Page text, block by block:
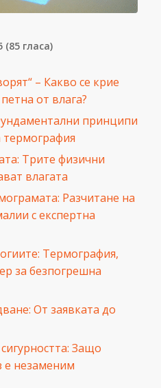
(85 гласа)
– Какво се крие
от влага?
принципи
Трите физични
влагата
Разчитане на
с експертна
Термография,
за безпогрешна
От заявката до
Защо
е незаменим